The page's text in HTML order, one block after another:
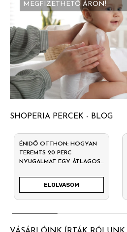
MEGFIZETHETŐ ÁRON!
SHOPERIA PERCEK - BLOG
ÉNIDŐ OTTHON: HOGYAN
TEREMTS 20 PERC
NYUGALMAT EGY ÁTLAGOS
ELOLVASOM